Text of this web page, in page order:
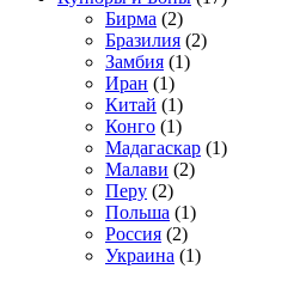
Бирма (2)
Бразилия (2)
Замбия (1)
Иран (1)
Китай (1)
Конго (1)
Мадагаскар (1)
Малави (2)
Перу (2)
Польша (1)
Россия (2)
Украина (1)